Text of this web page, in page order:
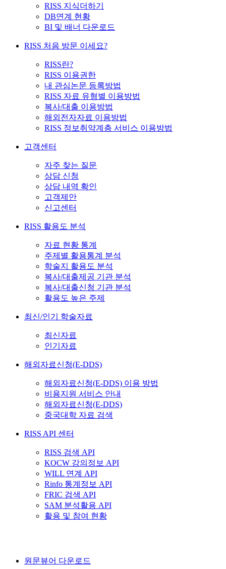
RISS 지식더하기
DB연계 현황
BI 및 배너 다운로드
RISS 처음 방문 이세요?
RISS란?
RISS 이용권한
내 관심논문 등록방법
RISS 자료 유형별 이용방법
복사/대출 이용방법
해외전자자료 이용방법
RISS 정보취약계층 서비스 이용방법
고객센터
자주 찾는 질문
상담 신청
상담 내역 확인
고객제안
신고센터
RISS 활용도 분석
자료 현황 통계
주제별 활용통계 분석
학술지 활용도 분석
복사/대출제공 기관 분석
복사/대출신청 기관 분석
활용도 높은 주제
최신/인기 학술자료
최신자료
인기자료
해외자료신청(E-DDS)
해외자료신청(E-DDS) 이용 방법
비용지원 서비스 안내
해외자료신청(E-DDS)
중국대학 자료 검색
RISS API 센터
RISS 검색 API
KOCW 강의정보 API
WILL 연계 API
Rinfo 통계정보 API
FRIC 검색 API
SAM 분석활용 API
활용 및 참여 현황
원문뷰어 다운로드